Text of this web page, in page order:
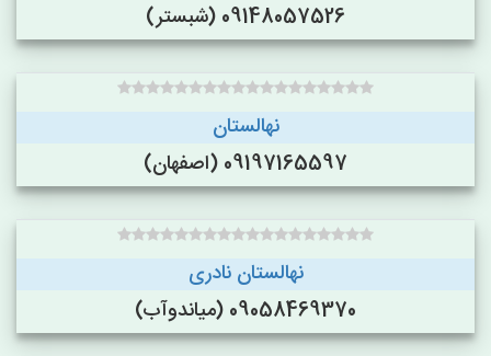
09148057526 (شبستر)
نهالستان
09197165597 (اصفهان)
نهالستان نادری
09058469370 (میاندوآب)